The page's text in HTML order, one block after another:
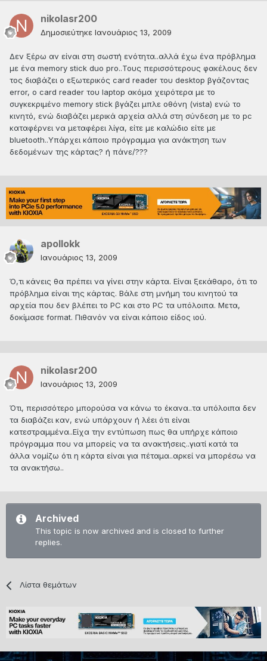
nikolasr200
Δημοσιεύτηκε Ιανουάριος 13, 2009
Δεν ξέρω αν είναι στη σωστή ενότητα..αλλά έχω ένα πρόβλημα
με ένα memory stick duo pro..Τους περισσότερους φακέλους δεν
τος διαβάζει ο εξωτερικός card reader του desktop βγάζοντας
error, ο card reader του laptop ακόμα χειρότερα με το
συγκεκριμένο memory stick βγάζει μπλε οθόνη (vista) ενώ το
κινητό, ενώ διαβάζει μερικά αρχεία αλλά στη σύνδεση με το pc
καταφέρνει να μεταφέρει λίγα, είτε με καλώδιο είτε με
bluetooth..Υπάρχει κάποιο πρόγραμμα για ανάκτηση των
δεδομένων της κάρτας? ή πάνε/???
apollokk
Ιανουάριος 13, 2009
Ό,τι κάνεις θα πρέπει να γίνει στην κάρτα. Είναι ξεκάθαρο, ότι το
πρόβλημα είναι της κάρτας. Βάλε στη μνήμη του κινητού τα
αρχεία που δεν βλέπει το PC και στο PC τα υπόλοιπα. Μετα,
δοκίμασε format. Πιθανόν να είναι κάποιο είδος ιού.
nikolasr200
Ιανουάριος 13, 2009
Ότι, περισσότερο μπορούσα να κάνω το έκανα..τα υπόλοιπα δεν
τα διαβάζει καν, ενώ υπάρχουν ή λέει ότι είναι
κατεστραμμένα..Είχα την εντύπωση πως θα υπήρχε κάποιο
πρόγραμμα που να μπορείς να τα ανακτήσεις..γιατί κατά τα
άλλα νομίζω ότι η κάρτα είναι για πέταμα..αρκεί να μπορέσω να
τα ανακτήσω..
Archived
This topic is now archived and is closed to further
replies.
Λίστα θεμάτων